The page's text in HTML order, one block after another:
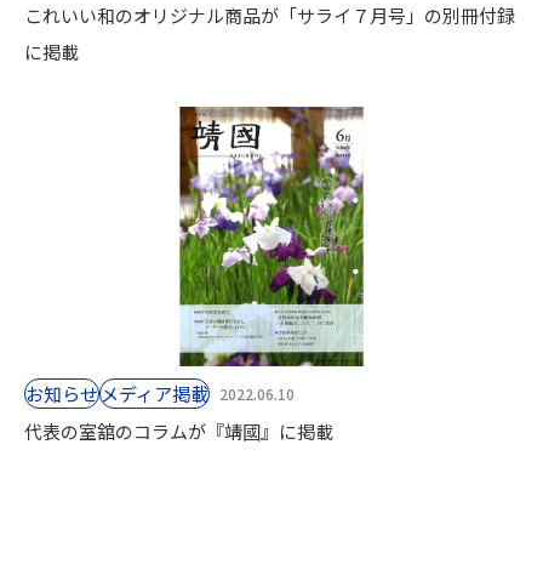
これいい和のオリジナル商品が「サライ７月号」の別冊付録
に掲載
お知らせ⁨⁩メディア掲載 2022.06.10
代表の室舘のコラムが『靖國』に掲載